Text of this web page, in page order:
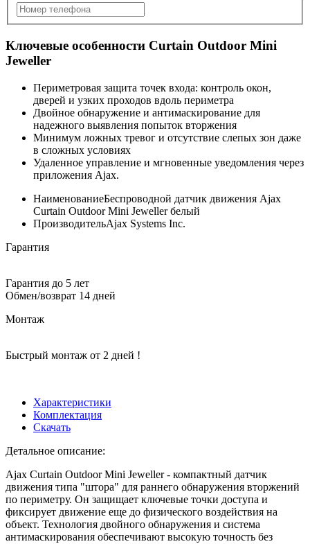
Ключевые особенности Curtain Outdoor Mini
Jeweller
Периметровая защита точек входа: контроль окон,
дверей и узких проходов вдоль периметра
Двойное обнаружение и антимаскирование для
надежного выявления попыток вторжения
Минимум ложных тревог и отсутствие слепых зон даже
в сложных условиях
Удаленное управление и мгновенные уведомления через
приложения Ajax.
НаименованиеБеспроводной датчик движения Ajax
Curtain Outdoor Mini Jeweller белый
ПроизводительAjax Systems Inc.
Гарантия
Гарантия до 5 лет
Обмен/возврат 14 дней
Монтаж
Быстрый монтаж от 2 дней !
Характеристики
Комплектация
Скачать
Детальное описание:
Ajax Curtain Outdoor Mini Jeweller - компактный датчик
движения типа "штора" для раннего обнаружения вторжений
по периметру. Он защищает ключевые точки доступа и
фиксирует движение еще до физического воздействия на
объект. Технология двойного обнаружения и система
антимаскирования обеспечивают высокую точность без